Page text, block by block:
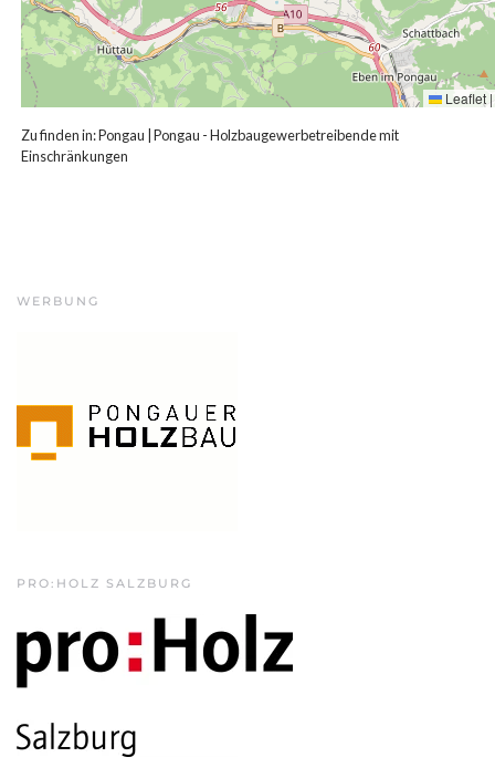
Leaflet |
Zu finden in:Pongau Pongau - Holzbaugewerbetreibende mit
Einschränkungen
WERBUNG
PRO:HOLZ SALZBURG